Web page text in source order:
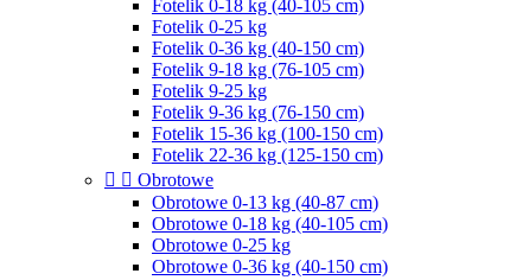
Fotelik 0-18 kg (40-105 cm)
Fotelik 0-25 kg
Fotelik 0-36 kg (40-150 cm)
Fotelik 9-18 kg (76-105 cm)
Fotelik 9-25 kg
Fotelik 9-36 kg (76-150 cm)
Fotelik 15-36 kg (100-150 cm)
Fotelik 22-36 kg (125-150 cm)
  Obrotowe
Obrotowe 0-13 kg (40-87 cm)
Obrotowe 0-18 kg (40-105 cm)
Obrotowe 0-25 kg
Obrotowe 0-36 kg (40-150 cm)